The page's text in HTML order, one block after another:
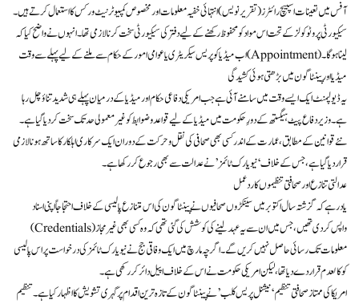
آفس میں تعینات اسپیچ رائٹرز (تقریر نویس) انتہائی خفیہ معلومات اور مخصوص کمپیوٹر نیٹ ورکس کا استعمال کرتے ہیں۔
سیکیورٹی پروٹوکولز کے تحت اس مواد کو محفوظ رکھنے کے لیے دفتر کی سیکیورٹی سخت کرنا لازمی تھا۔ انہوں نے واضح کیا کہ
اب میڈیا کو پریس سیکریٹری یا عوامی امور کے حکام سے ملنے کے لیے پہلے سے وقت (Appointment) لینا ہوگا۔
میڈیا اور پینٹاگون میں بڑھتی ہوئی کشیدگی
یہ ڈیولپمنٹ ایک ایسے وقت میں سامنے آئی ہے جب امریکی دفاعی حکام اور میڈیا کے درمیان پہلے ہی شدید تناؤ چل رہا
ہے۔ وزیر دفاع پیٹ ہیگستھ کے دورِ حکومت میں میڈیا کے لیے قواعد و ضوابط کو غیر معمولی حد تک سخت کر دیا گیا ہے۔
نئے قوانین کے مطابق، عمارت کے اندر کسی بھی صحافی کی نقل و حرکت کے دوران ایک سرکاری اہلکار کا ساتھ ہونا لازمی
قرار دیا گیا ہے، جس کے خلاف ‘نیویارک ٹائمز’ نے عدالت سے بھی رجوع کر رکھا ہے۔
عدالتی تنازع اور صحافتی تنظیموں کا ردعمل
یاد رہے کہ گزشتہ سال اکتوبر میں سینکڑوں صحافیوں نے پینٹاگون کی اس متنازع پالیسی کے خلاف احتجاجاً اپنی اسناد
(Credentials) واپس کر دی تھیں، جس میں ان سے یہ عہد لینے کی کوشش کی گئی تھی کہ وہ کسی بھی غیر مجاز
معلومات تک رسائی حاصل نہیں کریں گے۔ اگرچہ مارچ میں ایک وفاقی جج نے نیویارک ٹائمز کی درخواست پر اس پالیسی
کو کالعدم قرار دے دیا تھا، لیکن امریکی حکومت نے اس کے خلاف اپیل دائر کر رکھی ہے۔
امریکا کی ممتاز صحافتی تنظیم ‘نیشنل پریس کلب’ نے پینٹاگون کے تازہ ترین اقدام پر گہری تشویش کا اظہار کیا ہے۔ تنظیم